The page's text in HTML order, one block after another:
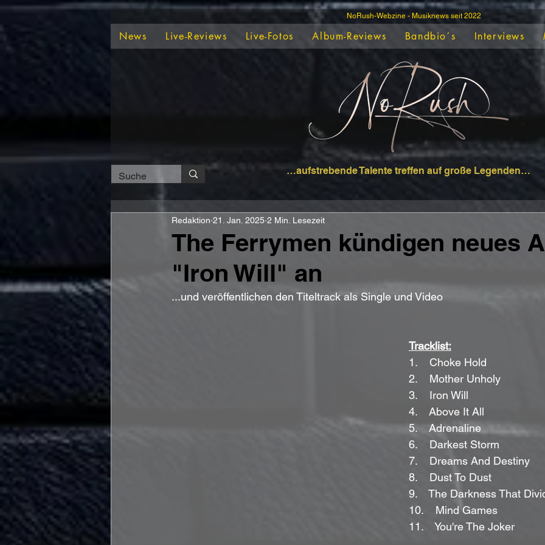
NoRush-Webzine - Musiknews seit 2022
News Live-Reviews Live-Fotos Album-Reviews Bandbio´s Interviews
…aufstrebende Talente treffen auf große Legenden…
The Ferrymen kündigen neues
"Iron Will" an
Redaktion 21. Jan. 2025 2 Min. Lesezeit
...und veröffentlichen den Titeltrack als Single und Video
Tracklist:
1.    Choke Hold
2.    Mother Unholy
3.    Iron Will
4.    Above It All
5.    Adrenaline
6.    Darkest Storm
7.    Dreams And Destiny
8.    Dust To Dust
9.    The Darkness That
10.    Mind Games
11.    You're The Joker